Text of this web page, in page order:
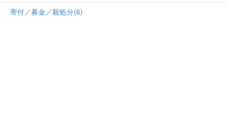
寄付／募金／殺処分(6)